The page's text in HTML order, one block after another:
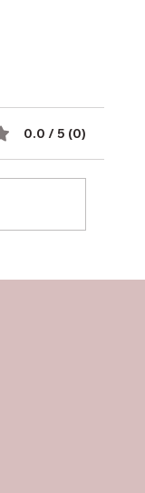
0.0 / 5 (0)